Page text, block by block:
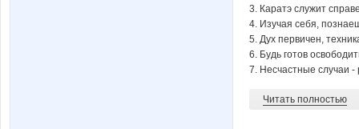
3. Каратэ служит
4. Изучая себя,
5. Дух первичен,
6. Будь готов
7. Несчастные случаи -
Читать полностью